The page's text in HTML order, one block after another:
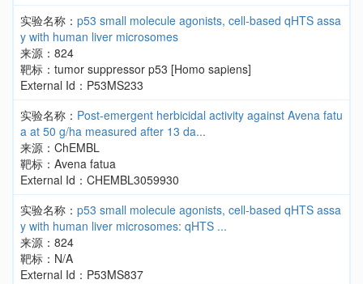
实验名称： p53 small molecule agonists, cell-based qHTS assa
y with human liver microsomes
来源：824
靶标：tumor suppressor p53 [Homo sapiens]
External Id：P53MS233
实验名称： Post-emergent herbicidal activity against Avena fatu
a at 50 g/ha measured after 13 da...
来源：ChEMBL
靶标：Avena fatua
External Id：CHEMBL3059930
实验名称： p53 small molecule agonists, cell-based qHTS assa
y with human liver microsomes: qHTS ...
来源：824
靶标：N/A
External Id：P53MS837